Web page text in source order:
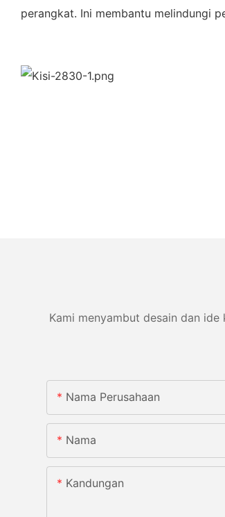
perangkat. Ini membantu melindungi
Kami menyambut desain dan
Nama Perusahaan
Nama
Kandungan